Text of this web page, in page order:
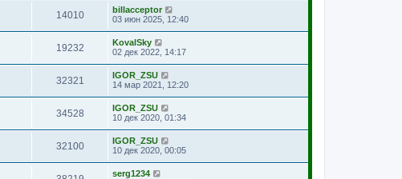
14010
billacceptor
03 июн 2025, 12:40
19232
KovalSky
02 дек 2022, 14:17
32321
IGOR_ZSU
14 мар 2021, 12:20
34528
IGOR_ZSU
10 дек 2020, 01:34
32100
IGOR_ZSU
10 дек 2020, 00:05
serg1234